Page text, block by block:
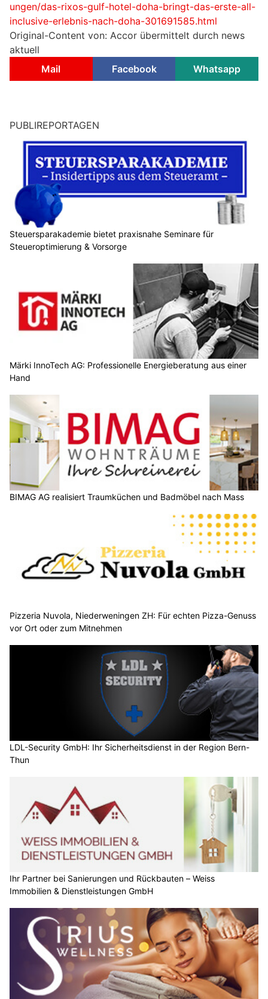
ungen/das-rixos-gulf-hotel-doha-bringt-das-erste-all-
inclusive-erlebnis-nach-doha-301691585.html
Original-Content von: Accor übermittelt durch news
aktuell
Mail
Facebook Whatsapp
PUBLIREPORTAGEN
Steuersparakademie bietet praxisnahe Seminare für
Steueroptimierung & Vorsorge
Märki InnoTech AG: Professionelle Energieberatung aus einer
Hand
BIMAG AG realisiert Traumküchen und Badmöbel nach Mass
Pizzeria Nuvola, Niederweningen ZH: Für echten Pizza-Genuss
vor Ort oder zum Mitnehmen
LDL-Security GmbH: Ihr Sicherheitsdienst in der Region Bern-
Thun
Ihr Partner bei Sanierungen und Rückbauten – Weiss
Immobilien & Dienstleistungen GmbH